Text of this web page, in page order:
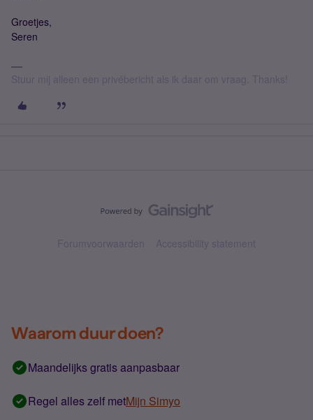
Groetjes,
Seren
Stuur mij alleen een privébericht als ik daar om vraag. Thanks!
Forumvoorwaarden Accessibility statement
Waarom duur doen?
Maandelijks gratis aanpasbaar
Regel alles zelf metMijn Simyo